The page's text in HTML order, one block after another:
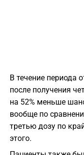
В течение периода
после получения
на 52% меньше
вообще по
третью дозу по
этого.